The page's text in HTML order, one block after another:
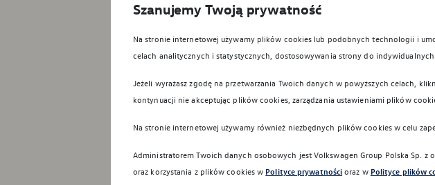
Szanujemy Twoją prywatność
Na stronie internetowej używamy plików cookies lub podobnych technologii i
celach analitycznych i statystycznych, dostosowywania strony do
Jeżeli wyrażasz zgodę na przetwarzania Twoich danych w powyższych celach,
kontynuacji nie akceptując plików cookies, zarządzania ustawieniami plików
Na stronie internetowej używamy również niezbędnych plików cookies w celu
Administratorem Twoich danych osobowych jest Volkswagen Group Polska Sp. z
oraz korzystania z plików cookies w Polityce prywatności oraz w Polityce plików